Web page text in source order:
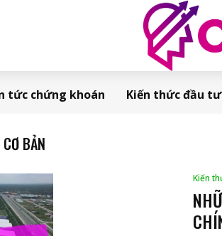
tức chứng khoán Kiến thức đầu tư
BẢN
Kiến